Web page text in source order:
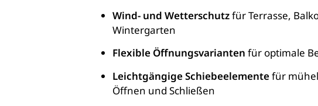
Wind- und Wetterschutzfür Terrasse,
Wintergarten
Flexible Öffnungsvarianten für optimale
Leichtgängige Schiebeelementefür
Öffnen und Schließen